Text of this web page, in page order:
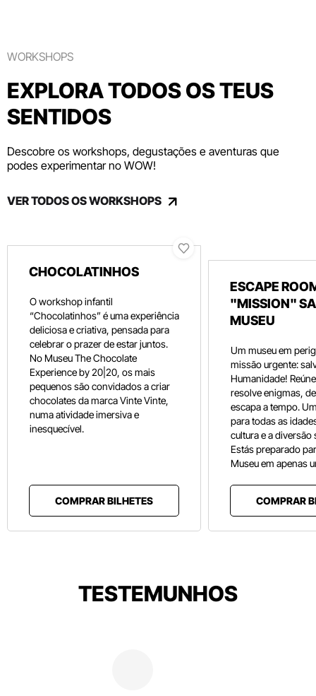
WORKSHOPS
EXPLORA TODOS OS TEUS
SENTIDOS
Descobre os workshops, degustações e aventuras que
podes experimentar no WOW!
VER TODOS OS WORKSHOPS
CHOCOLATINHOS
O workshop infantil
“Chocolatinhos” é uma experiência
deliciosa e criativa, pensada para
celebrar o prazer de estar juntos.
No Museu The Chocolate
Experience by 20|20, os mais
pequenos são convidados a criar
chocolates da marca Vinte Vinte,
numa atividade imersiva e
inesquecível.
COMPRAR BILHETES
ESCAPE
"MISSION"
MUSEU
Um museu em
missão urgente:
Humanidade!
resolve enigmas,
escapa a tempo.
para todas as
cultura e a diversão
Estás preparado
Museu em apenas
COMPRAR
TESTEMUNHOS